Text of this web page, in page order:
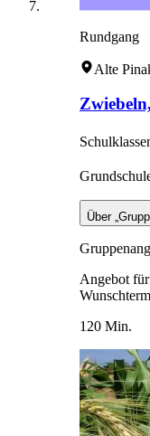
Rundgang
Alte
Über
Angebot
120 Min.